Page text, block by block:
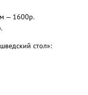
— 1600р.
стол»: